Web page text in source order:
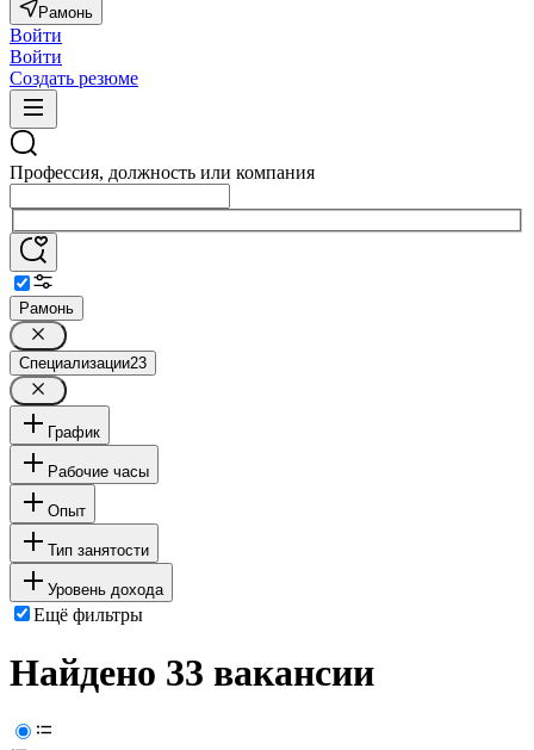
Рамонь
Войти
Войти
Создать резюме
Профессия, должность или компания
Рамонь
Специализации23
График
Рабочие часы
Опыт
Тип занятости
Уровень дохода
Ещё фильтры
Найдено 33 вакансии